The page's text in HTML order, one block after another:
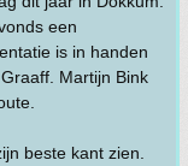
een
is in handen
Martijn Bink
beste kant zien.